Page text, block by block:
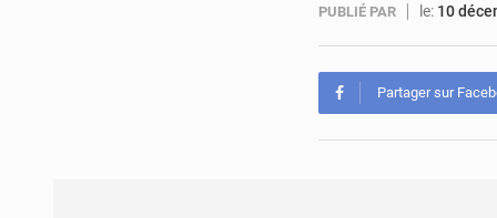
PUBLIÉ PAR le: 10
Partager sur